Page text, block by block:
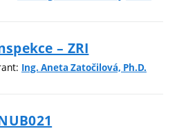
– ZRI
Ing. Aneta Zatočilová, Ph.D.